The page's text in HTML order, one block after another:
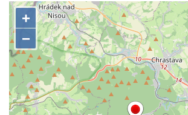
Reliéf Rodina a práce na budově záložny
čp. 69/1 v Českých Budějovicích
Socha Jana Valeria Jirsíka u Černé věže v
Českých Budějovicích
Socha Krista klesajícího pod křížem u
kostela svatého Mikuláše v Českých
Budějovicích